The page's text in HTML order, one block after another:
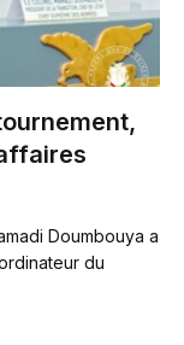
Doumbouya a
du